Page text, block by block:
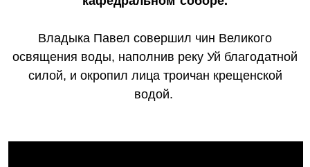
Владыка Павел совершил чин Великого
освящения воды, наполнив реку Уй благодатной
силой, и окропил лица троичан крещенской
водой.